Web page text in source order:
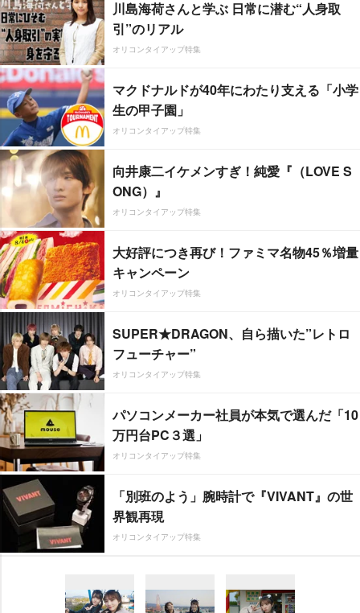
川島海荷さんと学ぶ 日常に潜む“人身取
引”のリアル
オリコンタイアップ特集
マクドナルドが40年にわたり支える「小学
生の甲子園」
オリコンタイアップ特集
向井康二イケメンすぎ！純愛『（LOVE S
ONG）』
オリコンタイアップ特集
大好評につき再び！ファミマ名物45％増量
キャンペーン
オリコンタイアップ特集
SUPER★DRAGON、自ら描いた”レトロ
フューチャー”
オリコンタイアップ特集
パソコンメーカー社員が本気で選んだ「10
万円台PC３選」
オリコンタイアップ特集
「別班のよう」腕時計で『VIVANT』の世
界観再現
オリコンタイアップ特集